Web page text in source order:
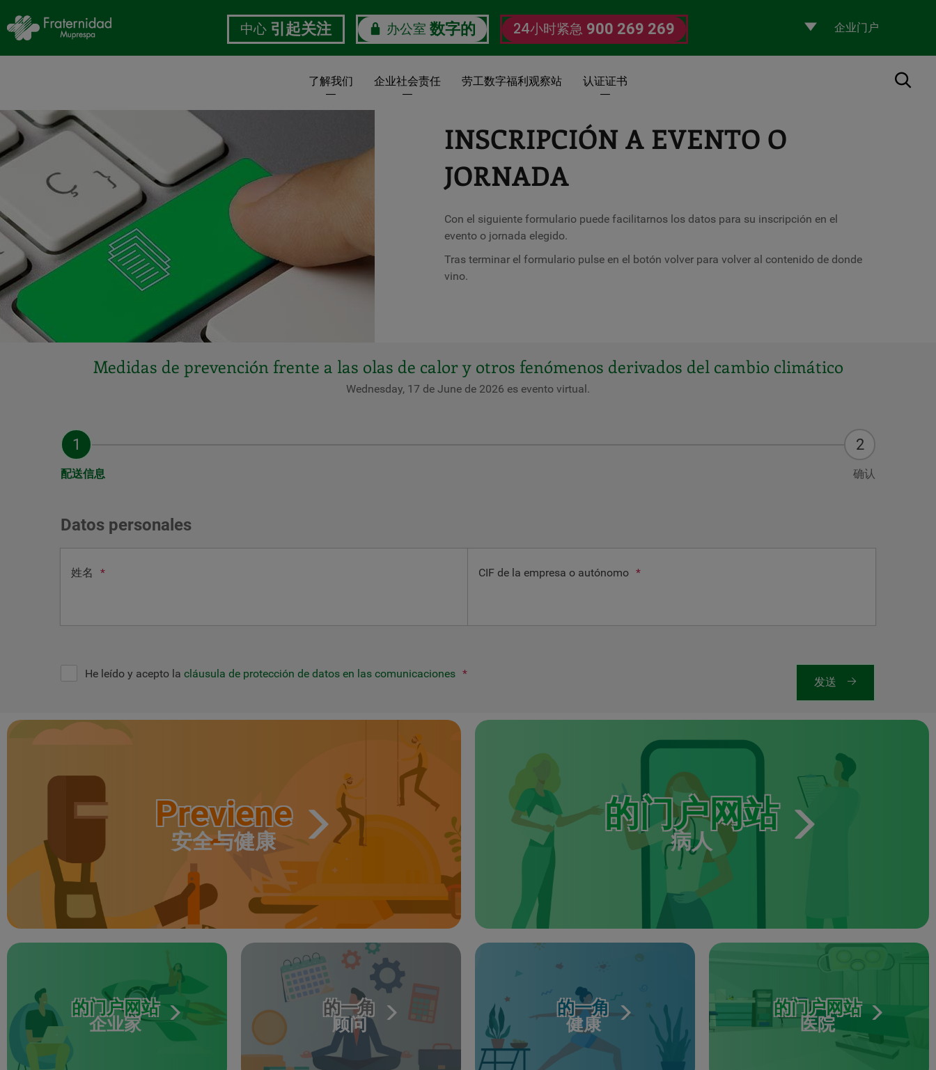
转
到
主
要
中心 引起关注 办公室 数字的 24小时紧急 900 269 269
Selecciona
un
了解我们 企业社会责任 劳工数字福利观察站 认证证书 搜索
INSCRIPCIÓN A EVENTO O
JORNADA
Con el siguiente formulario puede facilitarnos los datos para su inscripción en el
evento o jornada elegido.
Tras terminar el formulario pulse en el botón volver para volver al contenido de donde
vino.
Medidas de prevención frente a las olas de calor y otros fenómenos derivados del cambio climático
Wednesday, 17 de June de 2026 es evento virtual.
配送信息 确认
Datos personales
姓名 * CIF de la empresa o autónomo *
He leído y acepto la cláusula de protección de datos en las comunicaciones *
发送
Previene
安全与健康
的门户网站
病人
的门户网站
企业家
的一角
顾问
的一角
健康
的门户网站
医院